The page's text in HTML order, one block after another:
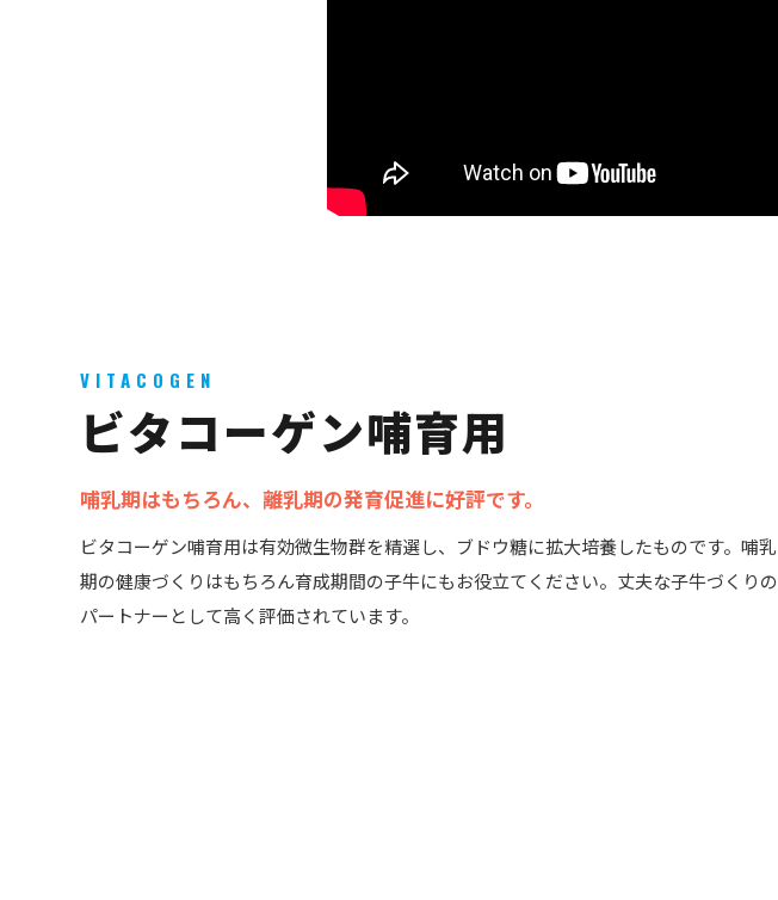
VITACOGEN
ビタコーゲン哺育用
哺乳期はもちろん、離乳期の発育促進に好評です。
ビタコーゲン哺育用は有効微生物群を精選し、ブドウ糖に拡大培養したものです。哺乳
期の健康づくりはもちろん育成期間の子牛にもお役立てください。丈夫な子牛づくりの
パートナーとして高く評価されています。